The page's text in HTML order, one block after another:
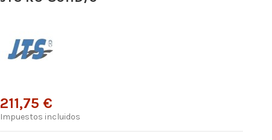
211,75 €
Impuestos incluidos